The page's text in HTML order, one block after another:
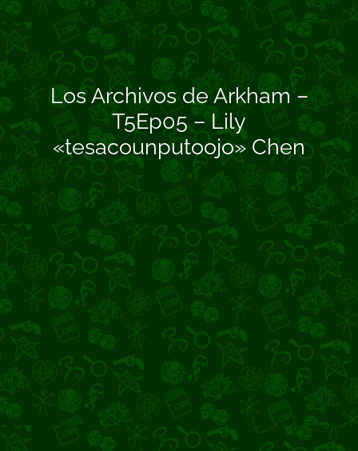
Los Archivos de Arkham –
T5Ep05 – Lily
«tesacounputoojo» Chen